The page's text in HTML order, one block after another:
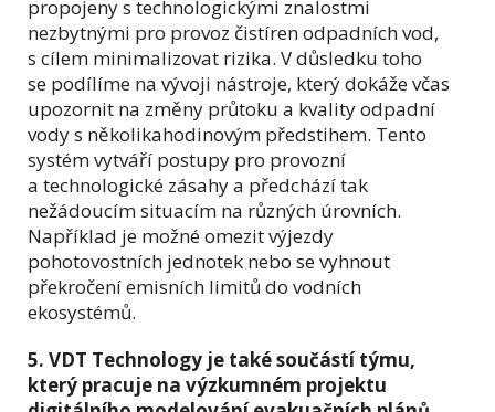
propojeny s technologickými znalostmi
nezbytnými pro provoz čistíren odpadních vod,
s cílem minimalizovat rizika. V důsledku toho
se podílíme na vývoji nástroje, který dokáže včas
upozornit na změny průtoku a kvality odpadní
vody s několikahodinovým předstihem. Tento
systém vytváří postupy pro provozní
a technologické zásahy a předchází tak
nežádoucím situacím na různých úrovních.
Například je možné omezit výjezdy
pohotovostních jednotek nebo se vyhnout
překročení emisních limitů do vodních
ekosystémů.
5. VDT Technology je také součástí týmu,
který pracuje na výzkumném projektu